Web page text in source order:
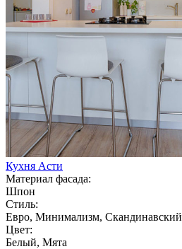
Кухня Асти
Материал фасада:
Шпон
Стиль:
Евро, Минимализм, Скандинавский
Цвет:
Белый, Мята